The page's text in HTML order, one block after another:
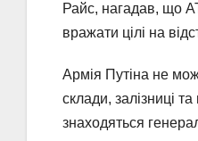
Райс, нагадав, що
вражати цілі на
Армія Путіна не
склади, залізниці
знаходяться